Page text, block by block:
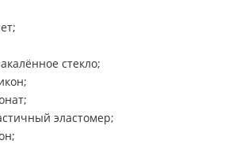
стекло;
эластомер;